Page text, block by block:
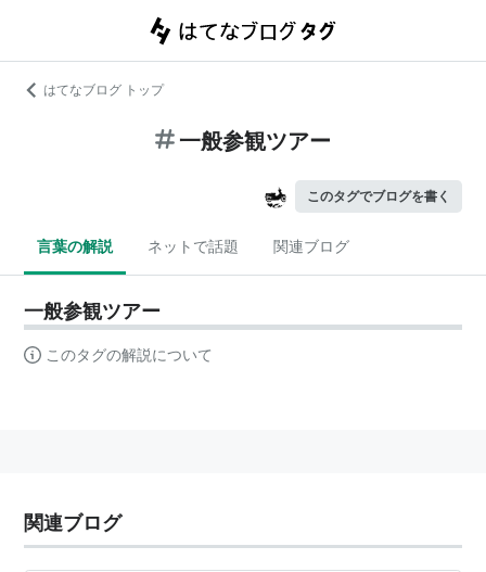
はてなブログ トップ
一般参観ツアー
このタグでブログを書く
言葉の解説 ネットで話題 関連ブログ
一般参観ツアー
このタグの解説について
関連ブログ